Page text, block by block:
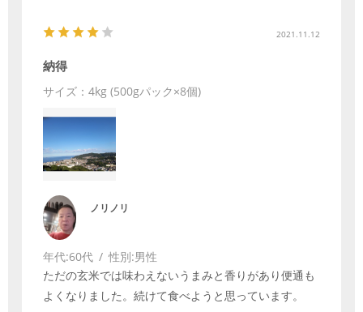
2021.11.12
納得
サイズ：4kg (500gパック×8個)
ノリノリ
年代:60代 性別:男性
ただの玄米では味わえないうまみと香りがあり便通も
よくなりました。続けて食べようと思っています。